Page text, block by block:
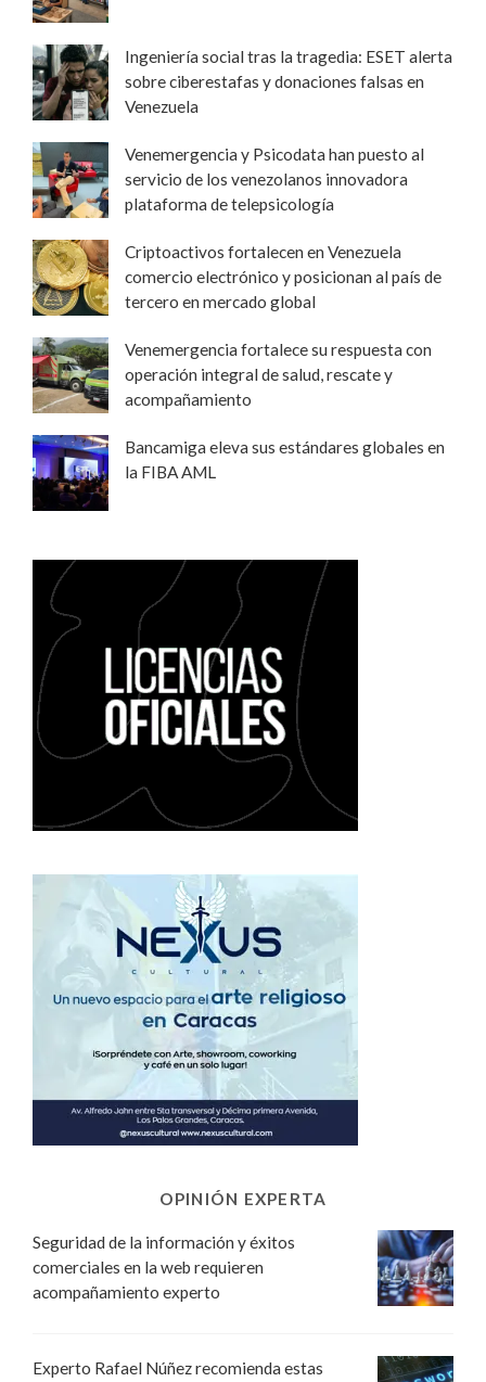
Ingeniería social tras la tragedia: ESET alerta
sobre ciberestafas y donaciones falsas en
Venezuela
Venemergencia y Psicodata han puesto al
servicio de los venezolanos innovadora
plataforma de telepsicología
Criptoactivos fortalecen en Venezuela
comercio electrónico y posicionan al país de
tercero en mercado global
Venemergencia fortalece su respuesta con
operación integral de salud, rescate y
acompañamiento
Bancamiga eleva sus estándares globales en
la FIBA AML
OPINIÓN EXPERTA
Seguridad de la información y éxitos
comerciales en la web requieren
acompañamiento experto
Experto Rafael Núñez recomienda estas